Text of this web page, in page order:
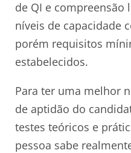
de QI e compreensão
níveis de capacidade
porém requisitos
estabelecidos.
Para ter uma melhor
de aptidão do
testes teóricos e
pessoa sabe